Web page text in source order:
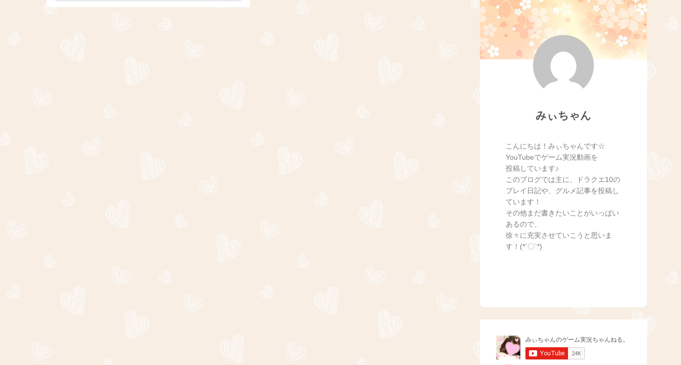
みぃちゃん
こんにちは！みぃちゃんです☆
YouTubeでゲーム実況動画を
投稿しています♪
このブログでは主に、ドラクエ10の
プレイ日記や、グルメ記事を投稿し
ています！
その他まだ書きたいことがいっぱい
あるので、
徐々に充実させていこうと思いま
す！(*´〇`*)